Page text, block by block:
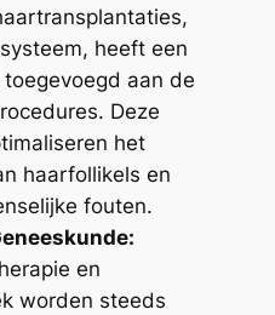
heeft een
aan de
Deze
het
haarfollikels en
fouten.
en
worden steeds